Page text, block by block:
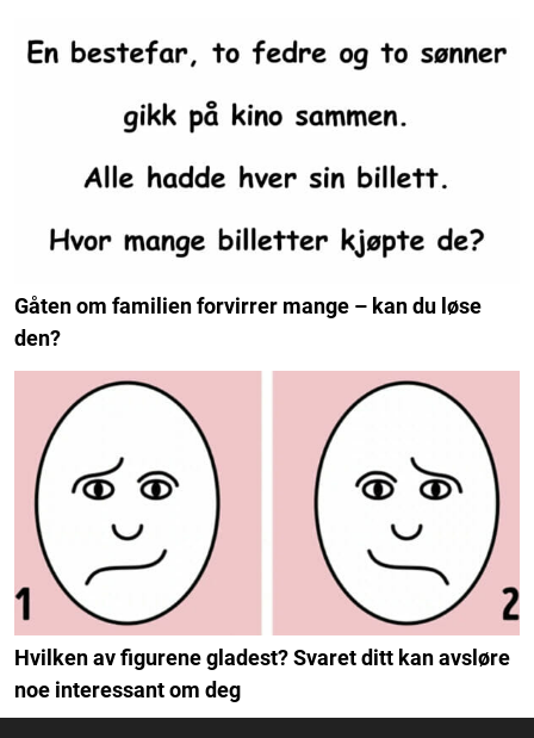
Gåten om familien forvirrer mange – kan du løse
den?
Hvilken av figurene gladest? Svaret ditt kan avsløre
noe interessant om deg